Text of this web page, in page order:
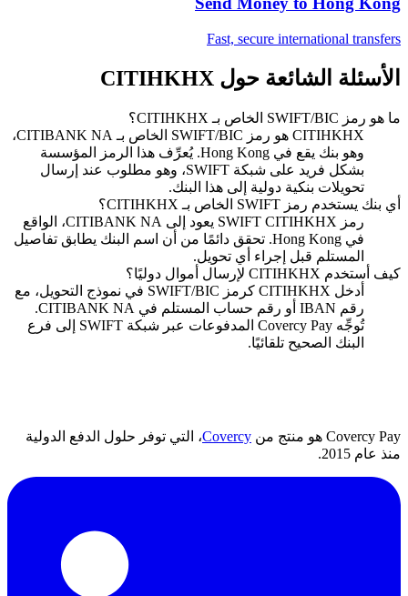
Fast, secure international transfers
الأسئلة الشائعة حول CITIHKHX
ما هو رمز SWIFT/BIC الخاص بـ CITIHKHX؟
CITIHKHX هو رمز SWIFT/BIC الخاص بـ CITIBANK NA،
وهو بنك يقع في Hong Kong. يُعرِّف هذا الرمز المؤسسة
بشكل فريد على شبكة SWIFT، وهو مطلوب عند إرسال
تحويلات بنكية دولية إلى هذا البنك.
أي بنك يستخدم رمز SWIFT الخاص بـ CITIHKHX؟
رمز SWIFT CITIHKHX يعود إلى CITIBANK NA، الواقع
في Hong Kong. تحقق دائمًا من أن اسم البنك يطابق تفاصيل
المستلم قبل إجراء أي تحويل.
كيف أستخدم CITIHKHX لإرسال أموال دوليًا؟
أدخل CITIHKHX كرمز SWIFT/BIC في نموذج التحويل، مع
رقم IBAN أو رقم حساب المستلم في CITIBANK NA.
تُوجِّه Covercy Pay المدفوعات عبر شبكة SWIFT إلى فرع
البنك الصحيح تلقائيًا.
Covercy Pay هو منتج من Covercy، التي توفر حلول الدفع الدولية
منذ عام 2015.